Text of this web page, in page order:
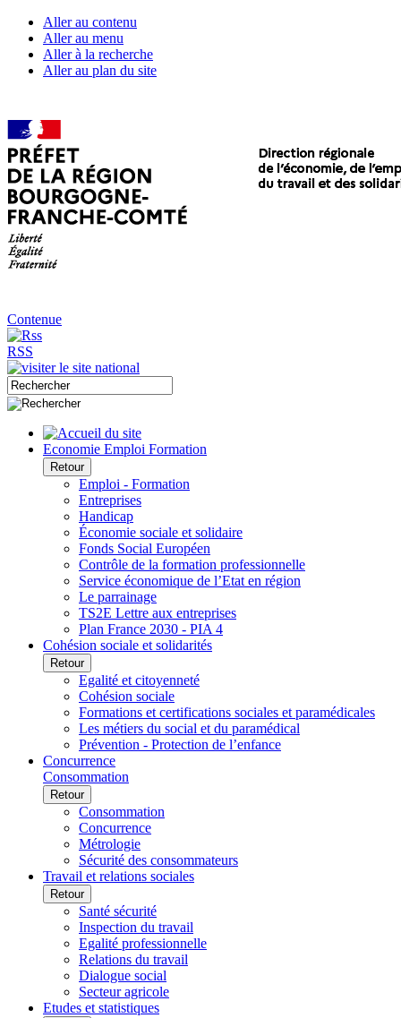
Aller au contenu
Aller au menu
Aller à la recherche
Aller au plan du site
Contenue
RSS
Economie Emploi Formation
Retour
Emploi - Formation
Entreprises
Handicap
Économie sociale et solidaire
Fonds Social Européen
Contrôle de la formation professionnelle
Service économique de l’Etat en région
Le parrainage
TS2E Lettre aux entreprises
Plan France 2030 - PIA 4
Cohésion sociale et solidarités
Retour
Egalité et citoyenneté
Cohésion sociale
Formations et certifications sociales et paramédicales
Les métiers du social et du paramédical
Prévention - Protection de l’enfance
Concurrence
Consommation
Retour
Consommation
Concurrence
Métrologie
Sécurité des consommateurs
Travail et relations sociales
Retour
Santé sécurité
Inspection du travail
Egalité professionnelle
Relations du travail
Dialogue social
Secteur agricole
Etudes et statistiques